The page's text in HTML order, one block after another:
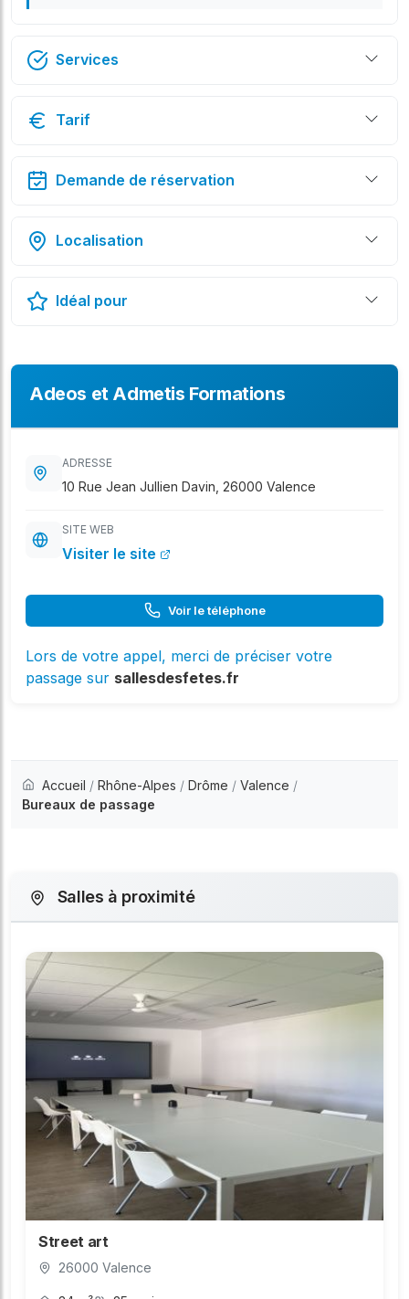
Services
Tarif
Demande de réservation
Localisation
Idéal pour
Adeos et Admetis Formations
ADRESSE
10 Rue Jean Jullien Davin, 26000 Valence
SITE WEB
Visiter le site
Voir le téléphone
Lors de votre appel, merci de préciser votre
passage sur sallesdesfetes.fr
Accueil / Rhône-Alpes / Drôme / Valence /
Bureaux de passage
Salles à proximité
Street art
26000 Valence